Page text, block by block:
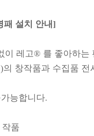
패 설치 안내]
이 레고® 를 좋아하
창작품과 수집품
능합니다.
품